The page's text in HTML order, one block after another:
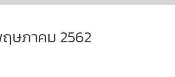
ษภาคม 2562